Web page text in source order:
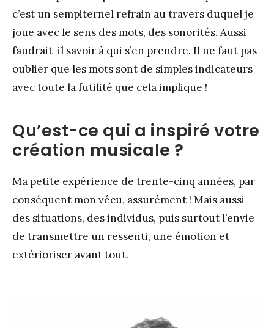
c’est un sempiternel refrain au travers duquel je
joue avec le sens des mots, des sonorités. Aussi
faudrait-il savoir à qui s’en prendre. Il ne faut pas
oublier que les mots sont de simples indicateurs
avec toute la futilité que cela implique !
Qu’est-ce qui a inspiré votre
création musicale ?
Ma petite expérience de trente-cinq années, par
conséquent mon vécu, assurément ! Mais aussi
des situations, des individus, puis surtout l’envie
de transmettre un ressenti, une émotion et
extérioriser avant tout.